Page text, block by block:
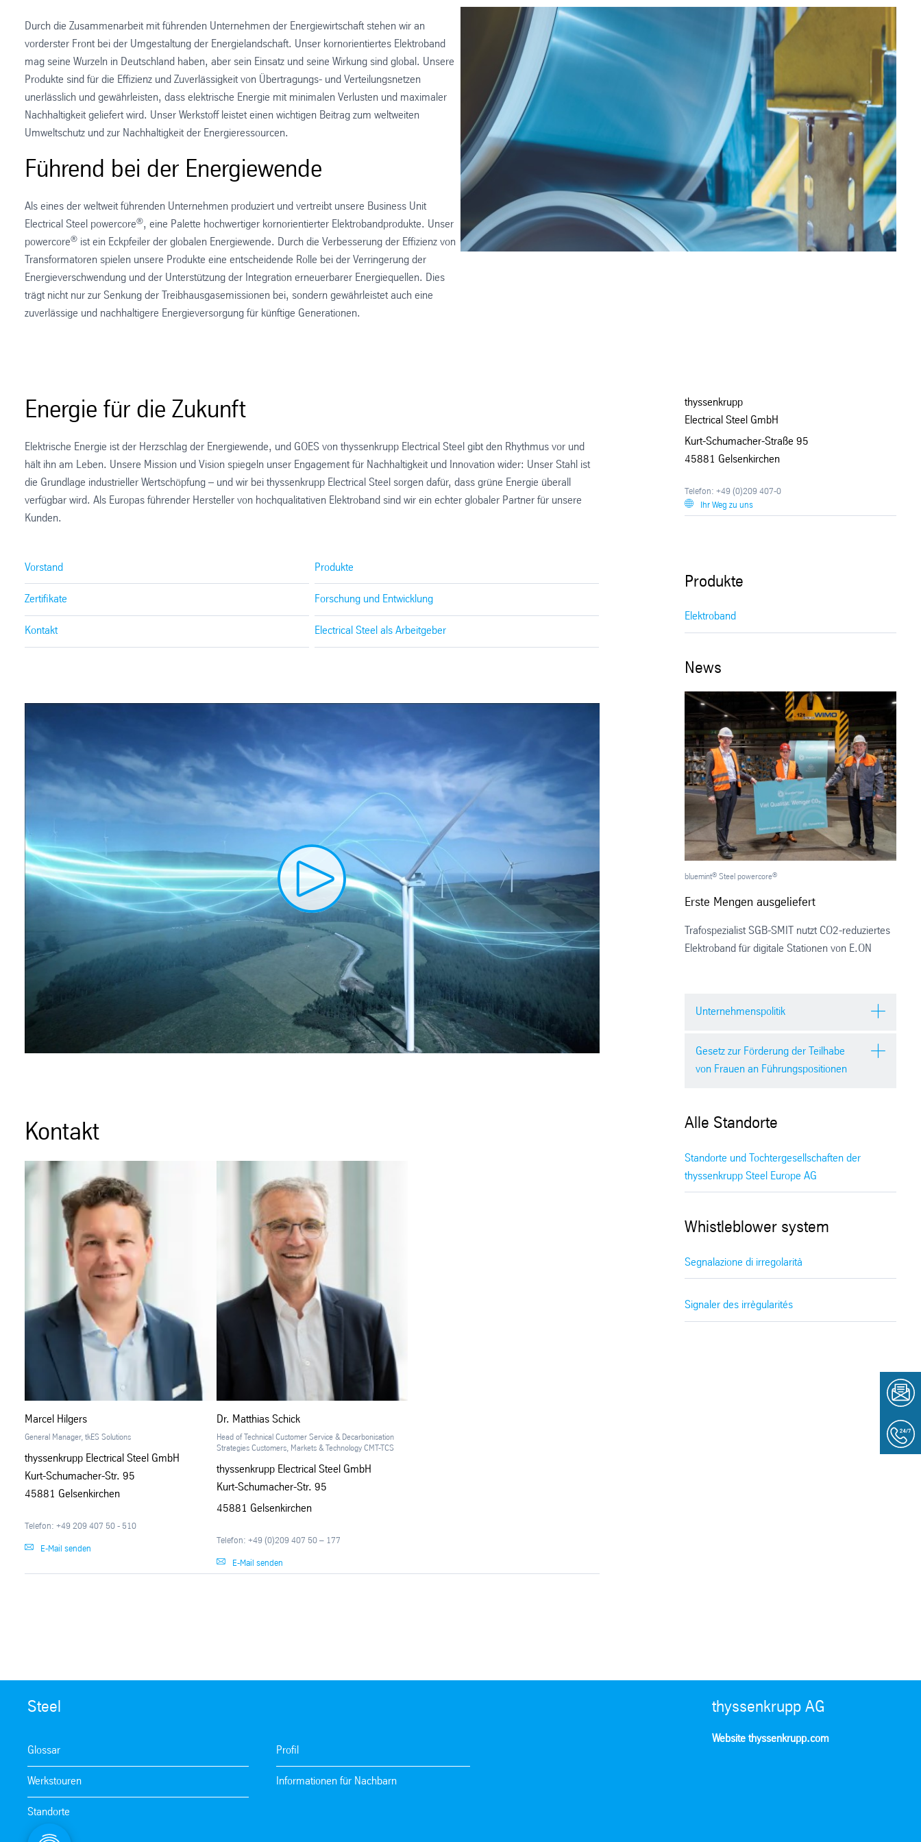
Durch die Zusammenarbeit mit führenden Unternehmen der Energiewirtschaft stehen wir an
vorderster Front bei der Umgestaltung der Energielandschaft. Unser kornorientiertes Elektroband
mag seine Wurzeln in Deutschland haben, aber sein Einsatz und seine Wirkung sind global. Unsere
Produkte sind für die Effizienz und Zuverlässigkeit von Übertragungs- und Verteilungsnetzen
unerlässlich und gewährleisten, dass elektrische Energie mit minimalen Verlusten und maximaler
Nachhaltigkeit geliefert wird. Unser Werkstoff leistet einen wichtigen Beitrag zum weltweiten
Umweltschutz und zur Nachhaltigkeit der Energieressourcen.
Führend bei der Energiewende
Als eines der weltweit führenden Unternehmen produziert und vertreibt unsere Business Unit
Electrical Steel powercore®, eine Palette hochwertiger kornorientierter Elektrobandprodukte. Unser
powercore® ist ein Eckpfeiler der globalen Energiewende. Durch die Verbesserung der Effizienz von
Transformatoren spielen unsere Produkte eine entscheidende Rolle bei der Verringerung der
Energieverschwendung und der Unterstützung der Integration erneuerbarer Energiequellen. Dies
trägt nicht nur zur Senkung der Treibhausgasemissionen bei, sondern gewährleistet auch eine
zuverlässige und nachhaltigere Energieversorgung für künftige Generationen.
Energie für die Zukunft
Elektrische Energie ist der Herzschlag der Energiewende, und GOES von thyssenkrupp Electrical Steel gibt den Rhythmus vor und
hält ihn am Leben. Unsere Mission und Vision spiegeln unser Engagement für Nachhaltigkeit und Innovation wider: Unser Stahl ist
die Grundlage industrieller Wertschöpfung – und wir bei thyssenkrupp Electrical Steel sorgen dafür, dass grüne Energie überall
verfügbar wird. Als Europas führender Hersteller von hochqualitativen Elektroband sind wir ein echter globaler Partner für unsere
Kunden.
Vorstand Produkte
Zertifikate Forschung und Entwicklung
Kontakt Electrical Steel als Arbeitgeber
Kontakt
Marcel Hilgers
General Manager, tkES Solutions
thyssenkrupp Electrical Steel GmbH
Kurt-Schumacher-Str. 95
45881 Gelsenkirchen
Telefon: +49 209 407 50 - 510
E-Mail senden
Dr. Matthias Schick
Head of Technical Customer Service & Decarbonisation
Strategies Customers, Markets & Technology CMT-TCS
thyssenkrupp Electrical Steel GmbH
Kurt-Schumacher-Str. 95
45881 Gelsenkirchen
Telefon: +49 (0)209 407 50 – 177
E-Mail senden
thyssenkrupp
Electrical Steel GmbH
Kurt-Schumacher-Straße 95
45881 Gelsenkirchen
Telefon: +49 (0)209 407-0
Ihr Weg zu uns
Produkte
Elektroband
News
bluemint® Steel powercore®
Erste Mengen ausgeliefert
Trafospezialist SGB-SMIT nutzt CO2-reduziertes
Elektroband für digitale Stationen von E.ON
Unternehmenspolitik
Gesetz zur Förderung der Teilhabe
von Frauen an Führungspositionen
Alle Standorte
Standorte und Tochtergesellschaften der
thyssenkrupp Steel Europe AG
Whistleblower system
Segnalazione di irregolarità
Signaler des irrègularités
Steel
Glossar
Werkstouren
Standorte
Profil
Informationen für Nachbarn
thyssenkrupp AG
Website thyssenkrupp.com